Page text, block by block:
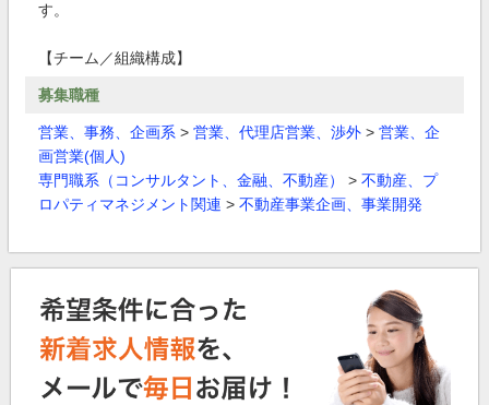
す。
【チーム／組織構成】
募集職種
営業、事務、企画系 > 営業、代理店営業、渉外 > 営業、企
画営業(個人)
専門職系（コンサルタント、金融、不動産）
> 不動産、プ
ロパティマネジメント関連 > 不動産事業企画、事業開発